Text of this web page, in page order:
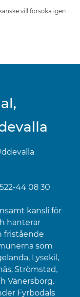
vill försöka igen
44 08 30
kansli för
hanterar
fristående
som
Lysekil,
Strömstad,
Vänersborg.
Fyrbodals